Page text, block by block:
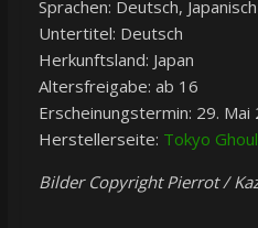
Sprachen: Deutsch,
Untertitel: Deutsch
Herkunftsland: Japan
Altersfreigabe: ab 16
Erscheinungstermin: 29. Mai
Herstellerseite: Tokyo
Bilder Copyright Pierrot /